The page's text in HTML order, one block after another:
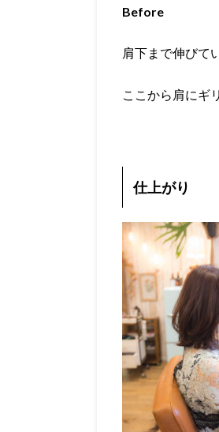
Before
肩下まで伸びて
ここから肩にギ
仕上がり